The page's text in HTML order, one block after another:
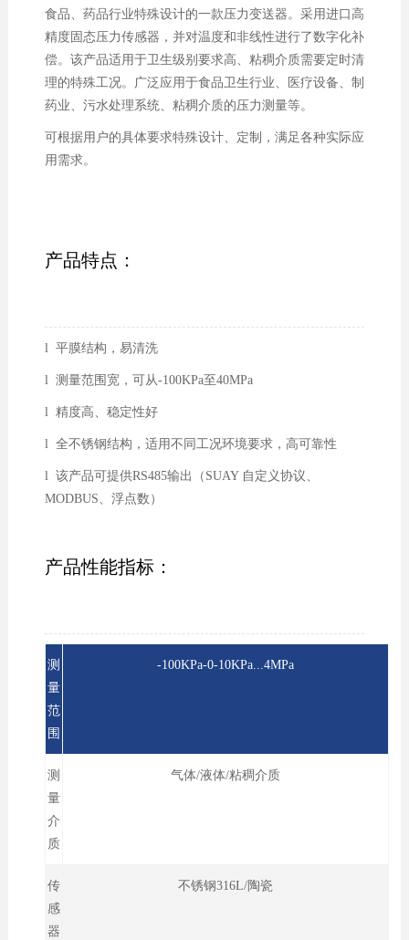
食品、药品行业特殊设计的一款压力变送器。采用进口高
精度固态压力传感器，并对温度和非线性进行了数字化补
偿。该产品适用于卫生级别要求高、粘稠介质需要定时清
理的特殊工况。广泛应用于食品卫生行业、医疗设备、制
药业、污水处理系统、粘稠介质的压力测量等。
可根据用户的具体要求特殊设计、定制，满足各种实际应
用需求。
产品特点：
l 平膜结构，易清洗
l 测量范围宽，可从-100KPa至40MPa
l 精度高、稳定性好
l 全不锈钢结构，适用不同工况环境要求，高可靠性
l 该产品可提供RS485输出（SUAY 自定义协议、
MODBUS、浮点数）
产品性能指标：
测
量
范
围
-100KPa-0-10KPa...4MPa
测
量
介
质
气体/液体/粘稠介质
传
感
器
不锈钢316L/陶瓷